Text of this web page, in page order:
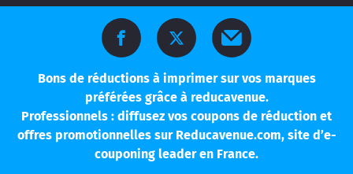
Bons de réductions à imprimer sur vos marques
préférées grâce à reducavenue.
Professionnels : diffusez vos coupons de réduction et
offres promotionnelles sur Reducavenue.com, site d’e-
couponing leader en France.